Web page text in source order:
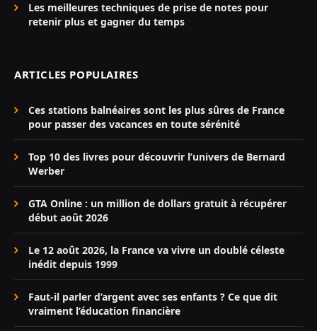
Les meilleures techniques de prise de notes pour
retenir plus et gagner du temps
ARTICLES POPULAIRES
Ces stations balnéaires sont les plus sûres de France
pour passer des vacances en toute sérénité
Top 10 des livres pour découvrir l’univers de Bernard
Werber
GTA Online : un million de dollars gratuit à récupérer
début août 2026
Le 12 août 2026, la France va vivre un doublé céleste
inédit depuis 1999
Faut-il parler d’argent avec ses enfants ? Ce que dit
vraiment l’éducation financière